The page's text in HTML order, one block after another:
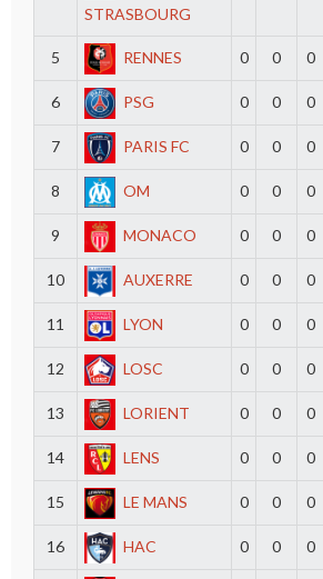
STRASBOURG
5 RENNES 0 0 0
6 PSG 0 0 0
7 PARIS FC 0 0 0
8 OM 0 0 0
9 MONACO 0 0 0
10 AUXERRE 0 0 0
11 LYON 0 0 0
12 LOSC 0 0 0
13 LORIENT 0 0 0
14 LENS 0 0 0
15 LE MANS 0 0 0
16 HAC 0 0 0